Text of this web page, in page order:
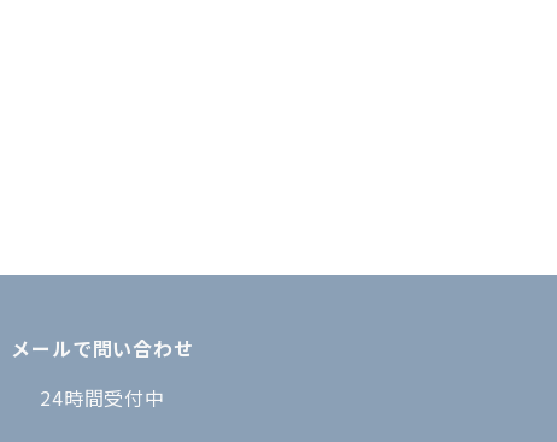
メールで問い合わせ
24時間受付中